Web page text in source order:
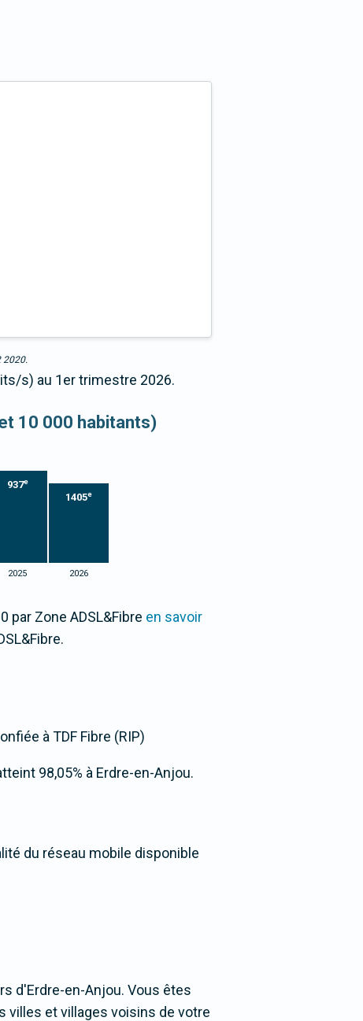
2020.
s) au 1er trimestre 2026.
10 000 habitants)
937e
1405e
2025 2026
par Zone ADSL&Fibre en savoir
à TDF Fibre (RIP)
98,05% à Erdre-en-Anjou.
du réseau mobile disponible
d'Erdre-en-Anjou. Vous êtes
villes et villages voisins de votre